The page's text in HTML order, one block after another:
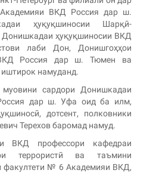
Академияи ВКД Россия дар ш.
ҳуқуқшиносии Шарқӣ-
ҳуқуқшиносии ВКД
лаби Дон, Донишгоҳҳои
Россия дар ш. Тюмен ва
намуданд.
сардори Донишкадаи
дар ш. Уфа оид ба илм,
дотсент, полковники
Терехов баромад намуд.
ВКД профессори кафедраи
террористӣ ва таъмини
факултети № 6 Академияи ВКД,